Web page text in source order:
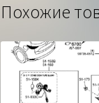
Похожие